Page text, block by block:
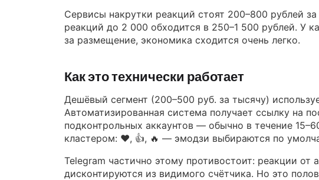
Сервисы накрутки реакций стоят 200–800 рублей
реакций до 2 000 обходится в 250–1 500 рублей. У
за размещение, экономика сходится очень легко.
Как это технически работает
Дешёвый сегмент (200–500 руб. за тысячу)
Автоматизированная система получает ссылку на
подконтрольных аккаунтов — обычно в течение
кластером: ❤️, 👍, 🔥 — эмодзи выбираются по
Telegram частично этому противостоит: реакции от
дисконтируются из видимого счётчика. Но это